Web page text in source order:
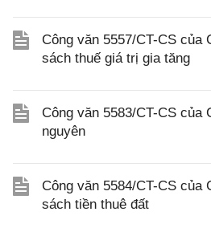
Công văn 5557/CT-CS của
sách thuế giá trị gia tăng
Công văn 5583/CT-CS của
nguyên
Công văn 5584/CT-CS của
sách tiền thuê đất